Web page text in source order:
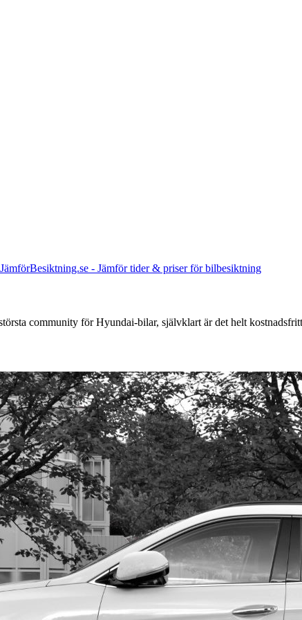
community för Hyundai-bilar, självklart är det helt